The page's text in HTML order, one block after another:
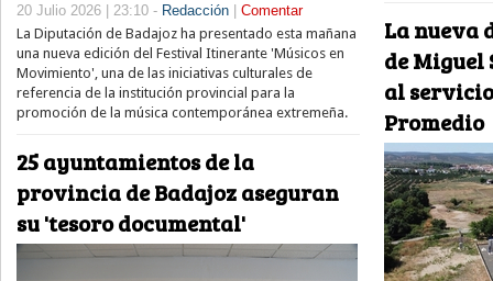
20 Julio 2026 | 23:10 - Redacción | Comentar
La Diputación de Badajoz ha presentado esta mañana
una nueva edición del Festival Itinerante 'Músicos en
Movimiento', una de las iniciativas culturales de
referencia de la institución provincial para la
promoción de la música contemporánea extremeña.
25 ayuntamientos de la
provincia de Badajoz aseguran
su 'tesoro documental'
La nueva
de Miguel
al
Promedio